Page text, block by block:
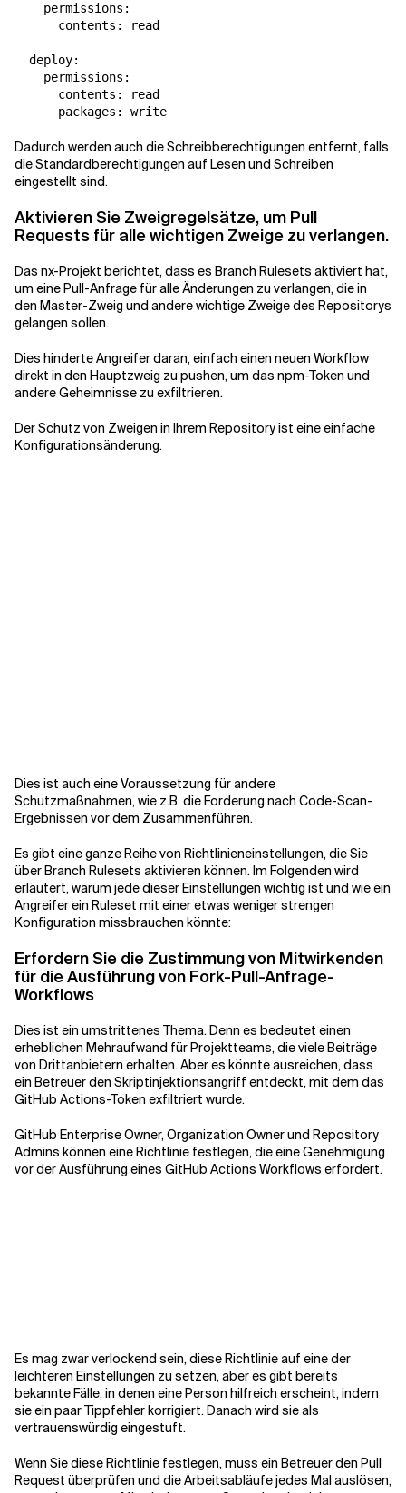
    permissions:
      contents: read
  deploy:
    permissions:
      contents: read
      packages: write
Dadurch werden auch die Schreibberechtigungen entfernt, falls
die Standardberechtigungen auf Lesen und Schreiben
eingestellt sind.
Aktivieren Sie Zweigregelsätze, um Pull
Requests für alle wichtigen Zweige zu verlangen.
Das nx-Projekt berichtet, dass es Branch Rulesets aktiviert hat,
um eine Pull-Anfrage für alle Änderungen zu verlangen, die in
den Master-Zweig und andere wichtige Zweige des Repositorys
gelangen sollen.
Dies hinderte Angreifer daran, einfach einen neuen Workflow
direkt in den Hauptzweig zu pushen, um das npm-Token und
andere Geheimnisse zu exfiltrieren.
Der Schutz von Zweigen in Ihrem Repository ist eine einfache
Konfigurationsänderung.
Dies ist auch eine Voraussetzung für andere
Schutzmaßnahmen, wie z.B. die Forderung nach Code-Scan-
Ergebnissen vor dem Zusammenführen.
Es gibt eine ganze Reihe von Richtlinieneinstellungen, die Sie
über Branch Rulesets aktivieren können. Im Folgenden wird
erläutert, warum jede dieser Einstellungen wichtig ist und wie ein
Angreifer ein Ruleset mit einer etwas weniger strengen
Konfiguration missbrauchen könnte:
Erfordern Sie die Zustimmung von Mitwirkenden
für die Ausführung von Fork-Pull-Anfrage-
Workflows
Dies ist ein umstrittenes Thema. Denn es bedeutet einen
erheblichen Mehraufwand für Projektteams, die viele Beiträge
von Drittanbietern erhalten. Aber es könnte ausreichen, dass
ein Betreuer den Skriptinjektionsangriff entdeckt, mit dem das
GitHub Actions-Token exfiltriert wurde.
GitHub Enterprise Owner, Organization Owner und Repository
Admins können eine Richtlinie festlegen, die eine Genehmigung
vor der Ausführung eines GitHub Actions Workflows erfordert.
Es mag zwar verlockend sein, diese Richtlinie auf eine der
leichteren Einstellungen zu setzen, aber es gibt bereits
bekannte Fälle, in denen eine Person hilfreich erscheint, indem
sie ein paar Tippfehler korrigiert. Danach wird sie als
vertrauenswürdig eingestuft.
Wenn Sie diese Richtlinie festlegen, muss ein Betreuer den Pull
Request überprüfen und die Arbeitsabläufe jedes Mal auslösen,